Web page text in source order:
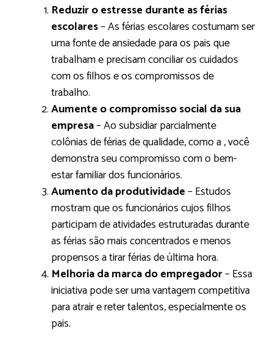
Reduzir o estresse durante as férias
escolares– As férias escolares costumam ser
uma fonte de ansiedade para os pais que
trabalham e precisam conciliar os cuidados
com os filhos e os compromissos de
trabalho.
Aumente o compromisso social da sua
empresa– Ao subsidiar parcialmente
colônias de férias de qualidade, como a , você
demonstra seu compromisso com o bem-
estar familiar dos funcionários.
Aumento da produtividade– Estudos
mostram que os funcionários cujos filhos
participam de atividades estruturadas durante
as férias são mais concentrados e menos
propensos a tirar férias de última hora.
Melhoria da marca do empregador– Essa
iniciativa pode ser uma vantagem competitiva
para atrair e reter talentos, especialmente os
pais.